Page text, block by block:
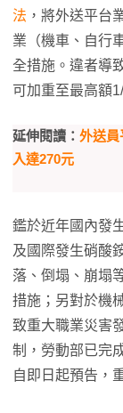
法 ，將外送平台
業（機車、自行
全措施。違者導
可加重至最高額
延伸閱讀： 外送員
入達270元
鑑於近年國內發
及國際發生硝酸
落、倒塌、崩塌
措施；另對於機
致重大職業災害
制，勞動部已完
自即日起預告，